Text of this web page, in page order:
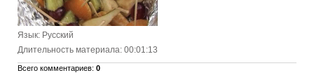
Язык: Русский
Длительность материала: 00:01:13
Всего комментариев: 0